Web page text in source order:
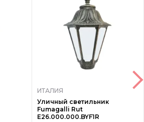
ИТАЛИЯ
Уличный светильник
Fumagalli Rut
E26.000.000.BYF1R